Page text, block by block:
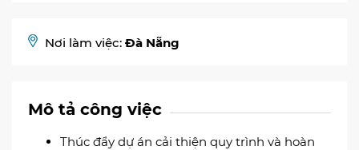
Nơi làm việc: Đà Nẵng
Mô tả công việc
Thúc đẩy dự án cải thiện quy trình và hoàn